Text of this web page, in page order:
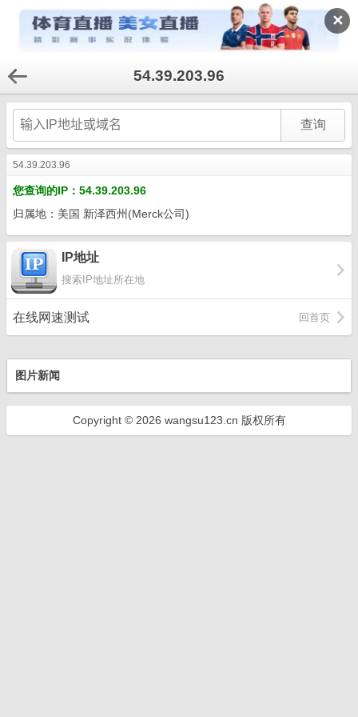
✕
54.39.203.96
54.39.203.96
您查询的IP：54.39.203.96
归属地：美国 新泽西州(Merck公司)
IP地址
搜索IP地址所在地
在线网速测试 回首页
图片新闻
Copyright © 2026 wangsu123.cn 版权所有